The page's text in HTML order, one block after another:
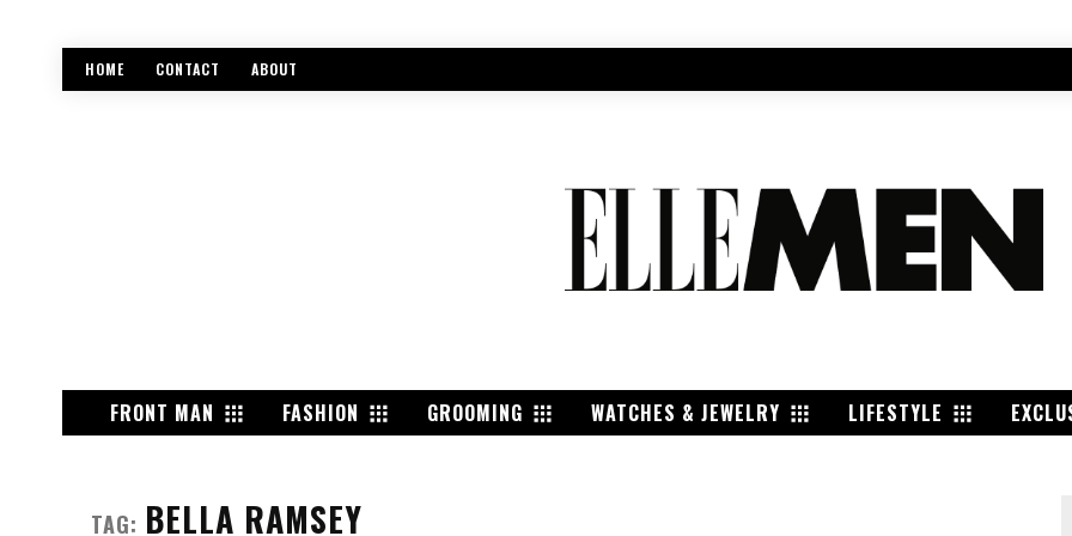
HOME CONTACT ABOUT
FRONT MAN FASHION GROOMING WATCHES & JEWELRY LIFESTYLE
TAG: BELLA RAMSEY